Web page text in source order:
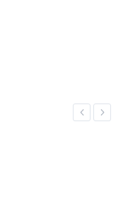
Previous
Next